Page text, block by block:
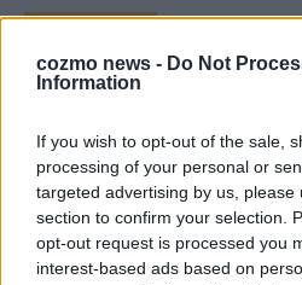
cozmo news - Do Not
Information
If you wish to opt-out of the sale,
processing of your personal or
targeted advertising by us, please
section to confirm your selection.
opt-out request is processed you
interest-based ads based on
EXTRA